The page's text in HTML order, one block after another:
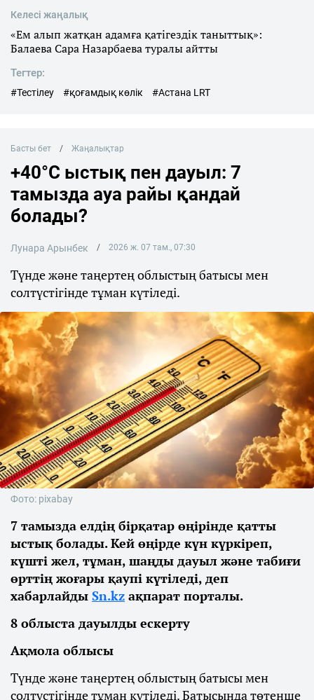
Келесі жаңалық
«Ем алып жатқан адамға қатігездік таныттық»:
Балаева Сара Назарбаева туралы айтты
Тегтер:
#Тестілеу #қоғамдық көлік #Астана LRT
Басты бет Жаңалықтар
+40°C ыстық пен дауыл: 7
тамызда ауа райы қандай
болады?
Лунара Арынбек 2026 ж. 07 там., 07:30
Түнде және таңертең облыстың батысы мен
солтүстігінде тұман күтіледі.
Фото: pixabay
7 тамызда елдің бірқатар өңірінде қатты
ыстық болады. Кей өңірде күн күркіреп,
күшті жел, тұман, шаңды дауыл және табиғи
өрттің жоғары қаупі күтіледі, деп
хабарлайды Sn.kz ақпарат порталы.
8 облыста дауылды ескерту
Ақмола облысы
Түнде және таңертең облыстың батысы мен
солтүстігінде тұман күтіледі. Батысында төтенше